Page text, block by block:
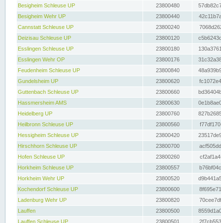
Besigheim Schleuse UP
23800480
Besigheim Wehr UP
23800440
Cannstatt Schleuse UP
23800240
Deizisau Schleuse UP
23800120
Esslingen Schleuse UP
23800180
Esslingen Wehr OP
23800176
Feudenheim Schleuse UP
23800840
Gundelsheim UP
23800620
Guttenbach Schleuse UP
23800660
Hassmersheim AMS
23800630
Heidelberg UP
23800760
Heilbronn Schleuse UP
23800560
Hessigheim Schleuse UP
23800420
Hirschhorn Schleuse UP
23800700
Hofen Schleuse UP
23800260
Horkheim Schleuse UP
23800557
Horkheim Wehr UP
23800520
Kochendorf Schleuse UP
23800600
Ladenburg Wehr UP
23800820
Lauffen
23800500
Lauffen Schleuse UP
23800501